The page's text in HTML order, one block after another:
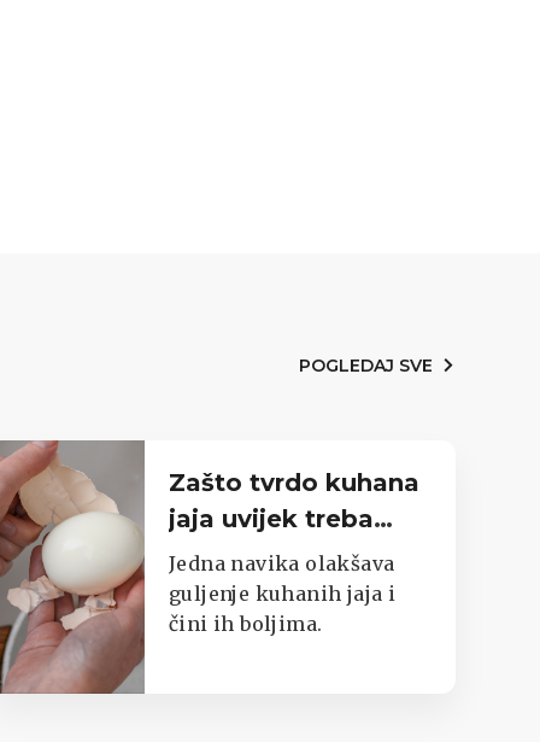
POGLEDAJ SVE
Zašto tvrdo kuhana
jaja uvijek treba
staviti u ledenu
vodu
Jedna navika olakšava
guljenje kuhanih jaja i
čini ih boljima.